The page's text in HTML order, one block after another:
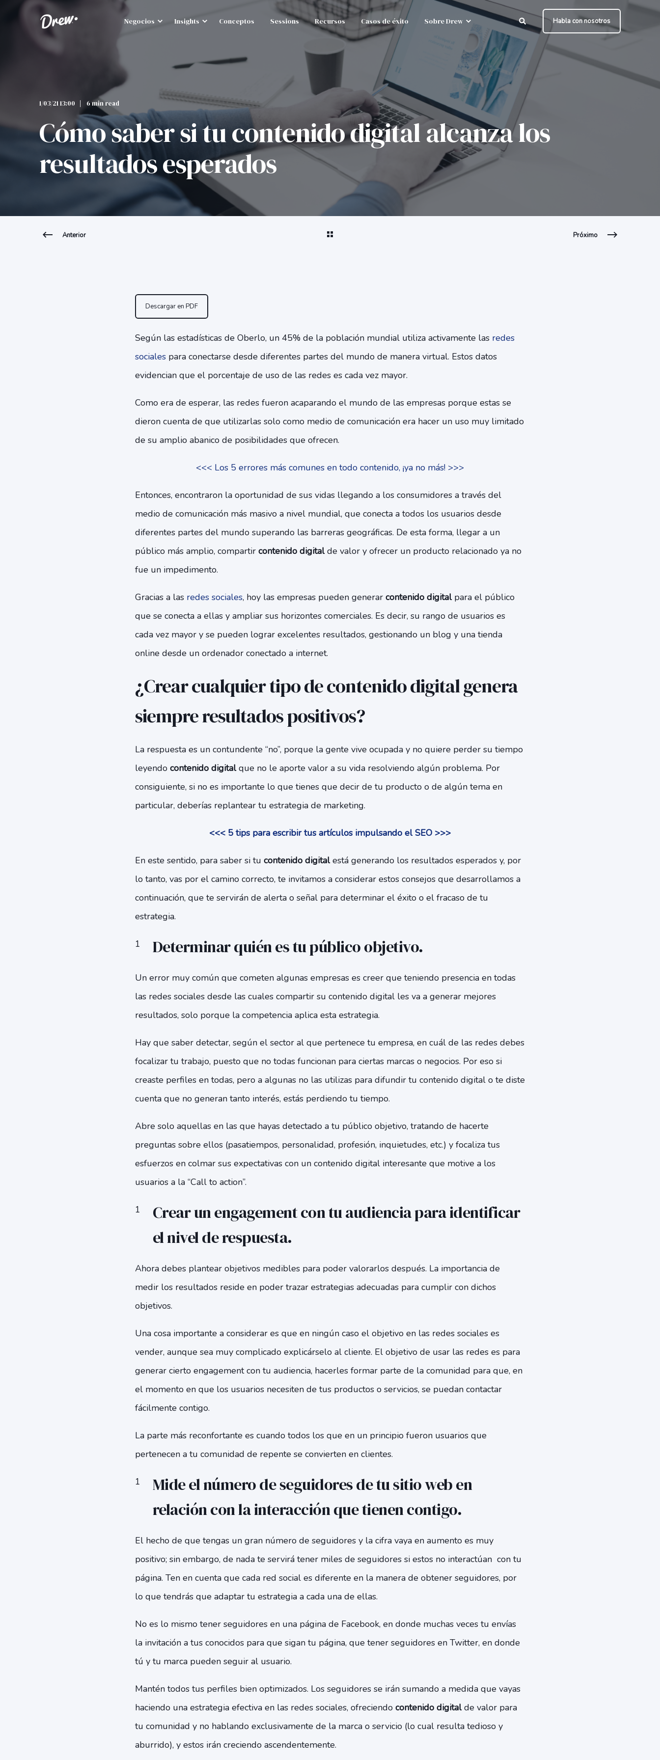
Negocios Insights Conceptos Sessions Recursos Casos de éxito Sobre Drew Habla con nosotros
1/03/21 13:00 6 min read
Cómo saber si tu contenido digital alcanza los
resultados esperados
Anterior Próximo
Descargar en PDF
Según las estadísticas de Oberlo, un 45% de la población mundial utiliza activamente las redes
socialespara conectarse desde diferentes partes del mundo de manera virtual. Estos datos
evidencian que el porcentaje de uso de las redes es cada vez mayor.
Como era de esperar, las redes fueron acaparando el mundo de las empresas porque estas se
dieron cuenta de que utilizarlas solo como medio de comunicación era hacer un uso muy limitado
de su amplio abanico de posibilidades que ofrecen.
<<< Los 5 errores más comunes en todo contenido, ¡ya no más! >>>
Entonces, encontraron la oportunidad de sus vidas llegando a los consumidores a través del
medio de comunicación más masivo a nivel mundial, que conecta a todos los usuarios desde
diferentes partes del mundo superando las barreras geográficas. De esta forma, llegar a un
público más amplio, compartir contenido digitalde valor y ofrecer un producto relacionado ya no
fue un impedimento.
Gracias a las redes sociales, hoy las empresas pueden generarcontenido digital para el público
que se conecta a ellas y ampliar sus horizontes comerciales. Es decir, su rango de usuarios es
cada vez mayor y se pueden lograr excelentes resultados, gestionando un blog y una tienda
online desde un ordenador conectado a internet.
¿Crear cualquier tipo de contenido digital genera
siempre resultados positivos?
La respuesta es un contundente “no”, porque la gente vive ocupada y no quiere perder su tiempo
leyendo contenido digitalque no le aporte valor a su vida resolviendo algún problema. Por
consiguiente, si no es importante lo que tienes que decir de tu producto o de algún tema en
particular, deberías replantear tu estrategia de marketing.
<<< 5 tips para escribir tus artículos impulsando el SEO >>>
En este sentido, para saber si tu contenido digitalestá generando los resultados esperados y, por
lo tanto, vas por el camino correcto, te invitamos a considerar estos consejos que desarrollamos a
continuación, que te servirán de alerta o señal para determinar el éxito o el fracaso de tu
estrategia.
Determinar quién es tu público objetivo.
Un error muy común que cometen algunas empresas es creer que teniendo presencia en todas
las redes sociales desde las cuales compartir su contenido digital les va a generar mejores
resultados, solo porque la competencia aplica esta estrategia.
Hay que saber detectar, según el sector al que pertenece tu empresa, en cuál de las redes debes
focalizar tu trabajo, puesto que no todas funcionan para ciertas marcas o negocios. Por eso si
creaste perfiles en todas, pero a algunas no las utilizas para difundir tu contenido digital o te diste
cuenta que no generan tanto interés, estás perdiendo tu tiempo.
Abre solo aquellas en las que hayas detectado a tu público objetivo, tratando de hacerte
preguntas sobre ellos (pasatiempos, personalidad, profesión, inquietudes, etc.) y focaliza tus
esfuerzos en colmar sus expectativas con un contenido digital interesante que motive a los
usuarios a la “Call to action”.
Crear un engagement con tu audiencia para identificar
el nivel de respuesta.
Ahora debes plantear objetivos medibles para poder valorarlos después. La importancia de
medir los resultados reside en poder trazar estrategias adecuadas para cumplir con dichos
objetivos.
Una cosa importante a considerar es que en ningún caso el objetivo en las redes sociales es
vender, aunque sea muy complicado explicárselo al cliente. El objetivo de usar las redes es para
generar cierto engagement con tu audiencia, hacerles formar parte de la comunidad para que, en
el momento en que los usuarios necesiten de tus productos o servicios, se puedan contactar
fácilmente contigo.
La parte más reconfortante es cuando todos los que en un principio fueron usuarios que
pertenecen a tu comunidad de repente se convierten en clientes.
Mide el número de seguidores de tu sitio web en
relación con la interacción que tienen contigo.
El hecho de que tengas un gran número de seguidores y la cifra vaya en aumento es muy
positivo; sin embargo, de nada te servirá tener miles de seguidores si estos no interactúan con tu
página. Ten en cuenta que cada red social es diferente en la manera de obtener seguidores, por
lo que tendrás que adaptar tu estrategia a cada una de ellas.
No es lo mismo tener seguidores en una página de Facebook, en donde muchas veces tu envías
la invitación a tus conocidos para que sigan tu página, que tener seguidores en Twitter, en donde
tú y tu marca pueden seguir al usuario.
Mantén todos tus perfiles bien optimizados. Los seguidores se irán sumando a medida que vayas
haciendo una estrategia efectiva en las redes sociales, ofreciendo contenido digitalde valor para
tu comunidad y no hablando exclusivamente de la marca o servicio (lo cual resulta tedioso y
aburrido), y estos irán creciendo ascendentemente.